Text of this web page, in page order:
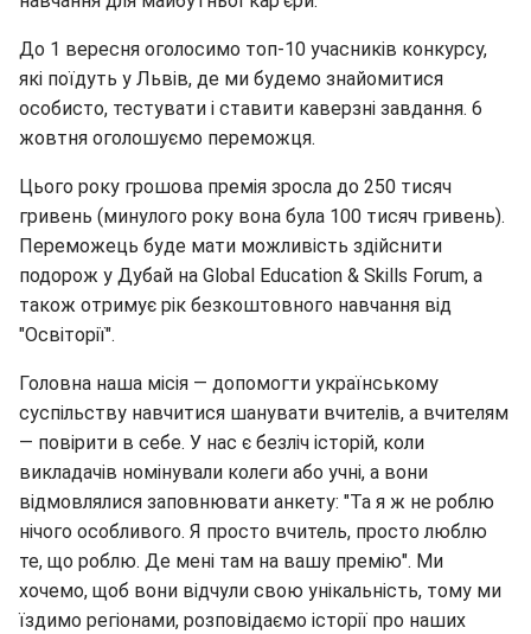
До 1 вересня оголосимо топ-10 учасників конкурсу,
які поїдуть у Львів, де ми будемо знайомитися
особисто, тестувати і ставити каверзні завдання. 6
жовтня оголошуємо переможця.
Цього року грошова премія зросла до 250 тисяч
гривень (минулого року вона була 100 тисяч гривень).
Переможець буде мати можливість здійснити
подорож у Дубай на Global Education & Skills Forum, а
також отримує рік безкоштовного навчання від
"Освіторії".
Головна наша місія — допомогти українському
суспільству навчитися шанувати вчителів, а вчителям
— повірити в себе. У нас є безліч історій, коли
викладачів номінували колеги або учні, а вони
відмовлялися заповнювати анкету: "Та я ж не роблю
нічого особливого. Я просто вчитель, просто люблю
те, що роблю. Де мені там на вашу премію". Ми
хочемо, щоб вони відчули свою унікальність, тому ми
їздимо регіонами, розповідаємо історії про наших